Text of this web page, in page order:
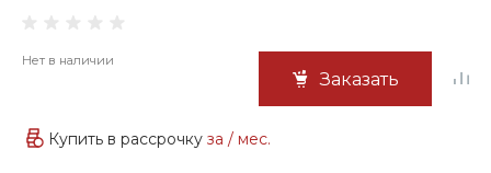
Нет в наличии
Заказать
Купить в рассрочку за / мес.